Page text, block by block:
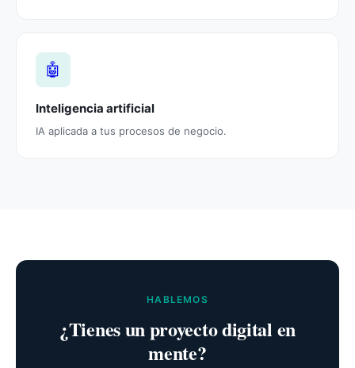
🤖
Inteligencia artificial
IA aplicada a tus procesos de negocio.
HABLEMOS
¿Tienes un proyecto digital en
mente?